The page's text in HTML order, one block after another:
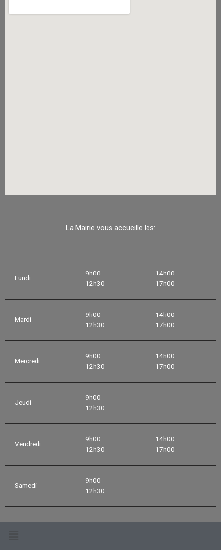
La Mairie vous accueille les:
Lundi
9h00
12h30
14h00
17h00
Mardi
9h00
12h30
14h00
17h00
Mercredi
9h00
12h30
14h00
17h00
Jeudi
9h00
12h30
Vendredi
9h00
12h30
14h00
17h00
Samedi
9h00
12h30